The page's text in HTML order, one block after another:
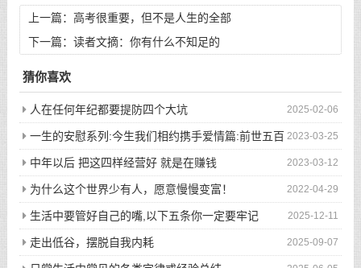
上一篇： 高考很重要，但不是人生的全部
下一篇： 读者文摘：你有什么不知足的
猜你喜欢
2025-02-06
人在任何年纪都要提防四个大坑
2023-03-25
一生的安慰系列:今生我们相约携手爱情篇:前世五百
次的回眸才换来今生的相遇
2023-03-12
中年以后 把这四样经营好 就是在赚钱
2022-04-29
为什么这个世界少有人，愿意慢慢变富！
2025-12-11
生活中要管好自己的嘴,以下五条你一定要牢记
2025-09-07
走出低谷，摆脱自我内耗